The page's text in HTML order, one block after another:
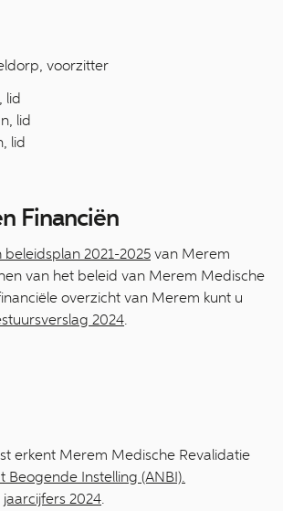
voorzitter
lid
lid
lid
Financiën
beleidsplan 2021-2025 van Merem
van het beleid van Merem Medische
overzicht van Merem kunt u
2024.
erkent Merem Medische Revalidatie
Beogende Instelling (ANBI).
jaarcijfers 2024.